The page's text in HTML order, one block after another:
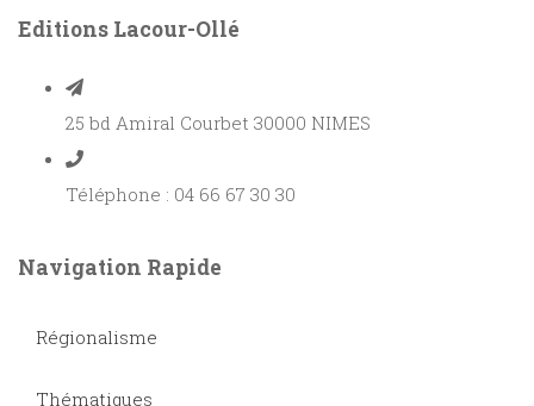
Editions Lacour-Ollé
25 bd Amiral Courbet 30000 NIMES
Téléphone : 04 66 67 30 30
Navigation Rapide
Régionalisme
Thématiques